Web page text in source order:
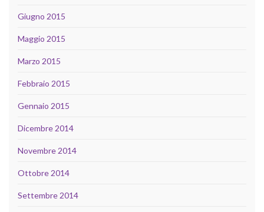
Giugno 2015
Maggio 2015
Marzo 2015
Febbraio 2015
Gennaio 2015
Dicembre 2014
Novembre 2014
Ottobre 2014
Settembre 2014